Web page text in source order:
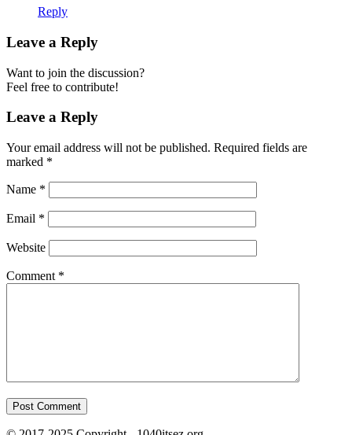
Reply
Leave a Reply
Want to join the discussion?
Feel free to contribute!
Leave a Reply
Your email address will not be published. Required fields are
marked *
Name *
Email *
Website
Comment *